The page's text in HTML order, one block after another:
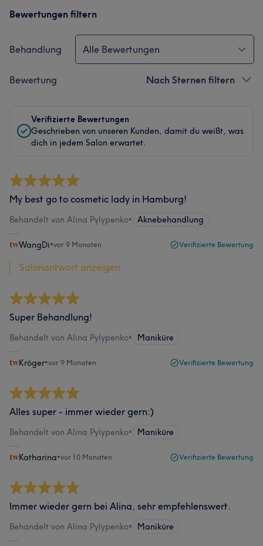
Bewertungen filtern
Behandlung Alle Bewertungen
Bewertung Nach Sternen filtern
Verifizierte Bewertungen
Geschrieben von unseren Kunden, damit du weißt, was
dich in jedem Salon erwartet.
My best go to cosmetic lady in Hamburg!
Behandelt von Alina Pylypenko• Aknebehandlung
WangDi•vor 9 Monaten Verifizierte Bewertung
Salonantwort anzeigen
Super Behandlung!
Behandelt von Alina Pylypenko• Maniküre
Kröger•vor 9 Monaten Verifizierte Bewertung
Alles super - immer wieder gern:)
Behandelt von Alina Pylypenko• Maniküre
Katharina•vor 10 Monaten Verifizierte Bewertung
Immer wieder gern bei Alina, sehr empfehlenswert.
Behandelt von Alina Pylypenko• Maniküre